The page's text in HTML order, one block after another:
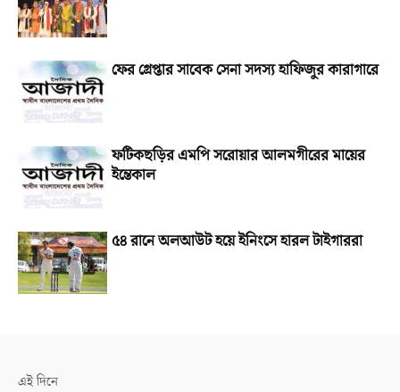
ফের গ্রেপ্তার সাবেক সেনা সদস্য হাফিজুর কারাগারে
ফটিকছড়ির এমপি সরোয়ার আলমগীরের মায়ের
ইন্তেকাল
৫৪ রানে অলআউট হয়ে ইনিংসে হারল টাইগাররা
এই দিনে